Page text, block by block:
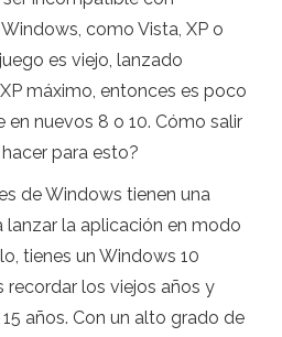
como Vista, XP o
es viejo, lanzado
máximo, entonces es poco
nuevos 8 o 10. Cómo salir
para esto?
de Windows tienen una
la aplicación en modo
tienes un Windows 10
recordar los viejos años y
años. Con un alto grado de